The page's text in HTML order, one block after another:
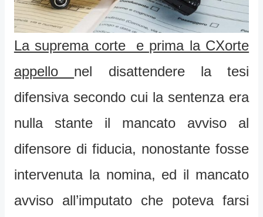
La suprema corte e prima la CXorte
appello nel disattendere la tesi
difensiva secondo cui la sentenza era
nulla stante il mancato avviso al
difensore di fiducia, nonostante fosse
intervenuta la nomina, ed il mancato
avviso all’imputato che poteva farsi